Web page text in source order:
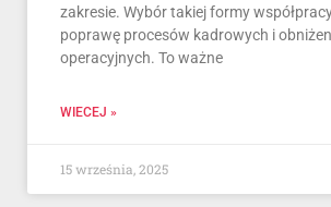
zakresie. Wybór takiej formy
poprawę procesów kadrowych i
operacyjnych. To ważne
WIECEJ »
15 września, 2025